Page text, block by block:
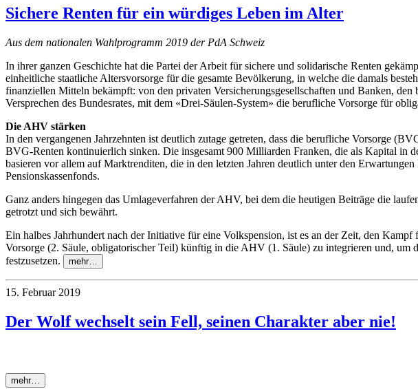
Sichere Renten für ein würdiges Leben im Alter
Aus dem nationalen Wahlprogramm 2019 der PdA Schweiz
In ihrer ganzen Geschichte hat die Partei der Arbeit für sichere und solidarische Renten
einheitliche staatliche Altersvorsorge für die gesamte Bevölkerung, in welche die damals
finanziellen Mitteln bekämpft: von den privaten Versicherungsgesellschaften und Banken,
Versprechen des Bundesrates, mit dem «Drei-Säulen-System» die berufliche Vorsorge für
Die AHV stärken
In den vergangenen Jahrzehnten ist deutlich zutage getreten, dass die berufliche Vorsorge
BVG-Renten kontinuierlich sinken. Die insgesamt 900 Milliarden Franken, die als Kapital in
basieren vor allem auf Marktrenditen, die in den letzten Jahren deutlich unter den
Pensionskassenfonds.
Ganz anders hingegen das Umlageverfahren der AHV, bei dem die heutigen Beiträge die
getrotzt und sich bewährt.
Ein halbes Jahrhundert nach der Initiative für eine Volkspension, ist es an der Zeit, den
Vorsorge (2. Säule, obligatorischer Teil) künftig in die AHV (1. Säule) zu integrieren und,
festzusetzen.
mehr…
15. Februar 2019
Der Wolf wechselt sein Fell, seinen Charakter aber nie!
mehr…